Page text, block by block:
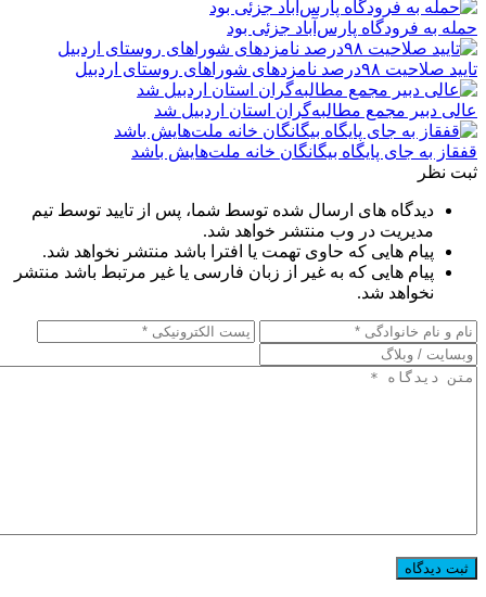
حمله به فرودگاه پارس‌‌آباد جزئی بود
تایید صلاحیت ۹۸درصد نامزدهای شوراهای روستای اردبیل
عالی دبیر مجمع مطالبه‌گران استان اردبیل شد
قفقاز به‌ جای پایگاه بیگانگان خانه ملت‌هایش باشد
ثبت نظر
دیدگاه های ارسال شده توسط شما، پس از تایید توسط تیم
مدیریت در وب منتشر خواهد شد.
پیام هایی که حاوی تهمت یا افترا باشد منتشر نخواهد شد.
پیام هایی که به غیر از زبان فارسی یا غیر مرتبط باشد منتشر
نخواهد شد.